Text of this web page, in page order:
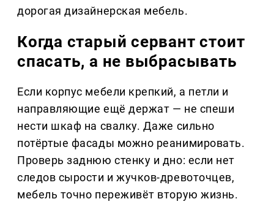
дорогая дизайнерская мебель.
Когда старый сервант стоит
спасать, а не выбрасывать
Если корпус мебели крепкий, а петли и
направляющие ещё держат — не спеши
нести шкаф на свалку. Даже сильно
потёртые фасады можно реанимировать.
Проверь заднюю стенку и дно: если нет
следов сырости и жучков-древоточцев,
мебель точно переживёт вторую жизнь.